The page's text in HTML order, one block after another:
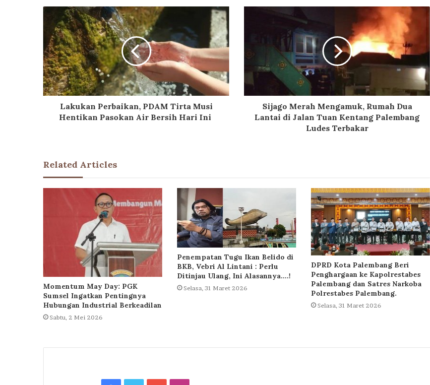
Lakukan Perbaikan, PDAM Tirta Musi
Hentikan Pasokan Air Bersih Hari Ini
Sijago Merah Mengamuk, Rumah Dua
Lantai di Jalan Tuan Kentang Palembang
Ludes Terbakar
Related Articles
Momentum May Day: PGK
Sumsel Ingatkan Pentingnya
Hubungan Industrial Berkeadilan
Sabtu, 2 Mei 2026
Penempatan Tugu Ikan Belido di
BKB, Vebri Al Lintani : Perlu
Ditinjau Ulang, Ini Alasannya….!
Selasa, 31 Maret 2026
DPRD Kota Palembang Beri
Penghargaan ke Kapolrestabes
Palembang dan Satres Narkoba
Polrestabes Palembang.
Selasa, 31 Maret 2026